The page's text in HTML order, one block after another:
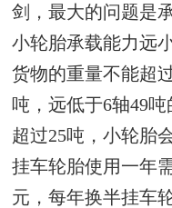
剑，最大的问题是
小轮胎承载能力远
货物的重量不能超
吨，远低于6轴49
超过25吨，小轮胎
挂车轮胎使用一年
元，每年换半挂车